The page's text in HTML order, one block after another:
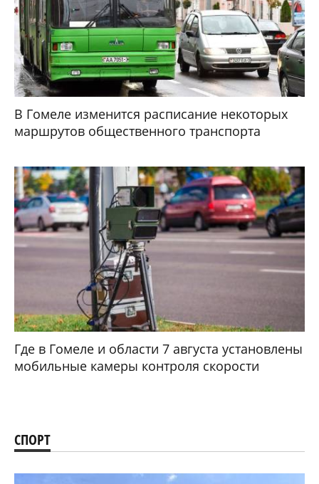
В Гомеле изменится расписание некоторых
маршрутов общественного транспорта
Где в Гомеле и области 7 августа установлены
мобильные камеры контроля скорости
СПОРТ